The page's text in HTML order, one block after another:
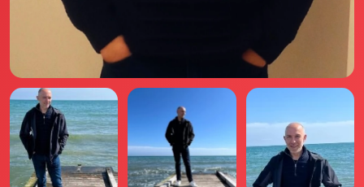
YouTube
Instagram
TikTok